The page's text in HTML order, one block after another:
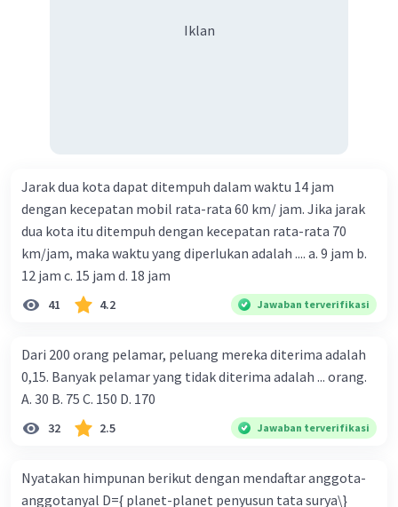
Iklan
Jarak dua kota dapat ditempuh dalam waktu 14 jam
dengan kecepatan mobil rata-rata 60 km/ jam. Jika jarak
dua kota itu ditempuh dengan kecepatan rata-rata 70
km/jam, maka waktu yang diperlukan adalah .... a. 9 jam b.
12 jam c. 15 jam d. 18 jam
41 4.2 Jawaban terverifikasi
Dari 200 orang pelamar, peluang mereka diterima adalah
0,15. Banyak pelamar yang tidak diterima adalah ... orang.
A. 30 B. 75 C. 150 D. 170
32 2.5 Jawaban terverifikasi
Nyatakan himpunan berikut dengan mendaftar anggota-
anggotanyal D={ planet-planet penyusun tata surya\}